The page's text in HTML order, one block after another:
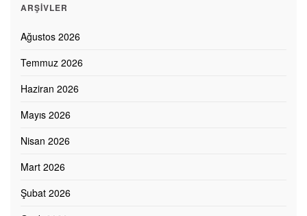
ARŞIVLER
Ağustos 2026
Temmuz 2026
Haziran 2026
Mayıs 2026
Nisan 2026
Mart 2026
Şubat 2026